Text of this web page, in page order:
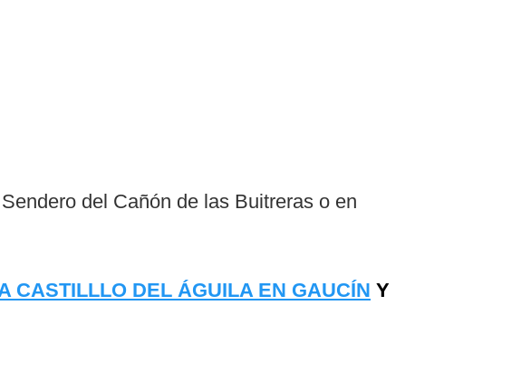
del Cañón de las Buitreras o en
CASTILLLO DEL ÁGUILA EN GAUCÍN Y